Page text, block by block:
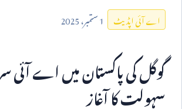
اے آئی اپڈیٹ 1ستمبر،2025
گوگل کی پاکستان میں اے آئی
سہولت کا آغاز